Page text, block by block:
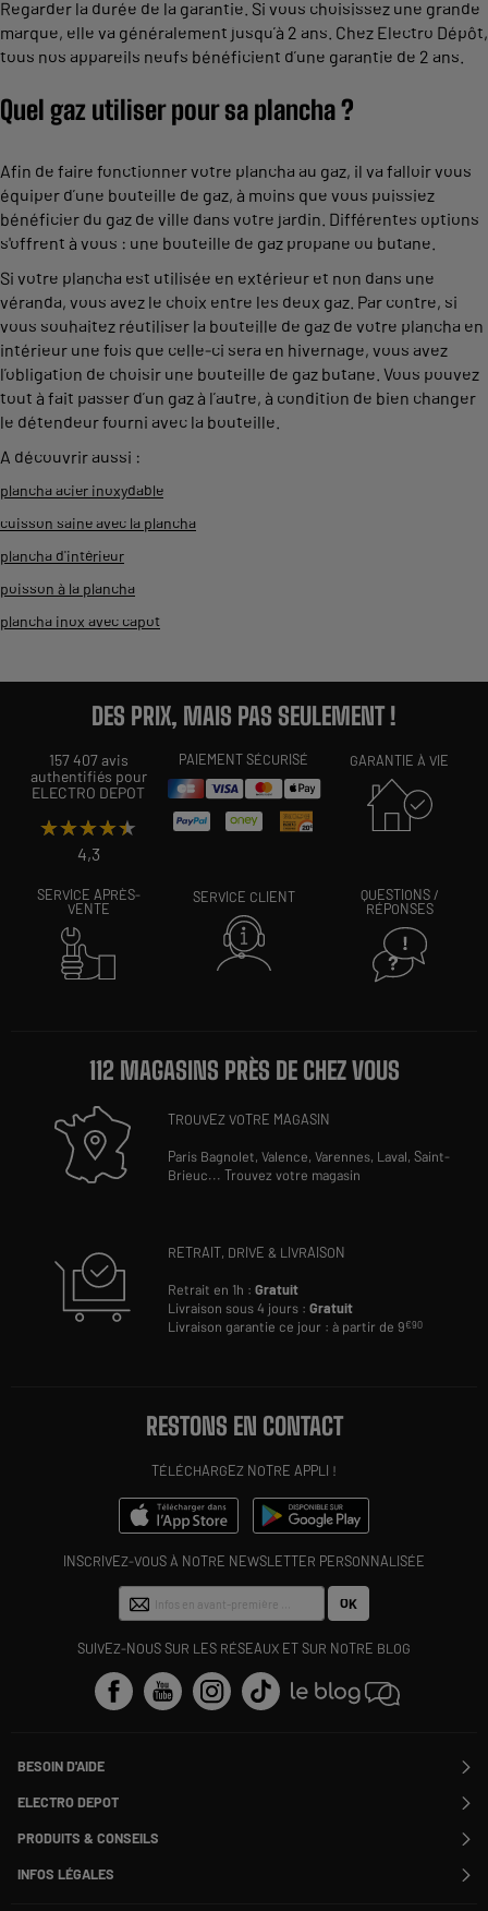
Regarder la durée de la garantie. Si vous choisissez une grande
marque, elle va généralement jusqu’à 2 ans. Chez Electro Dépôt,
tous nos appareils neufs bénéficient d’une garantie de 2 ans.
Quel gaz utiliser pour sa plancha ?
Afin de faire fonctionner votre plancha au gaz, il va falloir vous
équiper d’une bouteille de gaz, à moins que vous puissiez
bénéficier du gaz de ville dans votre jardin. Différentes options
s'offrent à vous : une bouteille de gaz propane ou butane.
Si votre plancha est utilisée en extérieur et non dans une
véranda, vous avez le choix entre les deux gaz. Par contre, si
vous souhaitez réutiliser la bouteille de gaz de votre plancha en
intérieur une fois que celle-ci sera en hivernage, vous avez
l’obligation de choisir une bouteille de gaz butane. Vous pouvez
tout à fait passer d’un gaz à l’autre, à condition de bien changer
le détendeur fourni avec la bouteille.
A découvrir aussi :
plancha acier inoxydable
cuisson saine avec la plancha
plancha d'intérieur
poisson à la plancha
plancha inox avec capot
DES PRIX, MAIS PAS SEULEMENT !
157 407 avis
authentifiés pour
ELECTRO DEPOT
★★★★★
★★★★★
4,3
PAIEMENT SÉCURISÉ GARANTIE À VIE
SERVICE APRÈS-
VENTE
SERVICE CLIENT
QUESTIONS /
RÉPONSES
112 MAGASINS PRÈS DE CHEZ VOUS
TROUVEZ VOTRE MAGASIN
Paris Bagnolet,Valence,Varennes, Laval,Saint-
Brieuc...Trouvez votre magasin
RETRAIT, DRIVE & LIVRAISON
Retrait en 1h :Gratuit
Livraison sous 4 jours :Gratuit
Livraison garantie ce jour : à partir de 9€90
RESTONS EN CONTACT
TÉLÉCHARGEZ NOTRE APPLI !
INSCRIVEZ-VOUS À NOTRE NEWSLETTER PERSONNALISÉE
OK
SUIVEZ-NOUS SUR LES RÉSEAUX ET SUR NOTRE BLOG
BESOIN D'AIDE
Contactez-nous
Suivre ma commande
Modifier ou annuler ma commande
SAV
Payer en plusieurs fois
ELECTRO DEPOT
Rejoignez-nous !
PRODUITS & CONSEILS
Nos marques
Les avis du site
INFOS LÉGALES